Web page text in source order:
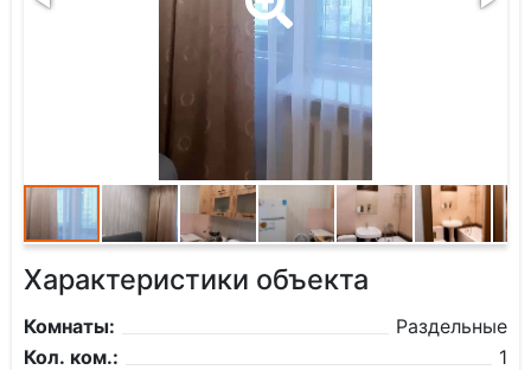
Характеристики объекта
Комнаты:
Раздельные
Кол. ком.:
1